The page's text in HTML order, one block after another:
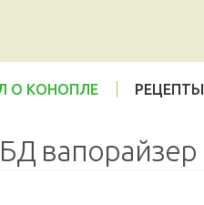
О КОНОПЛЕ РЕЦЕПТЫ
вапорайзер